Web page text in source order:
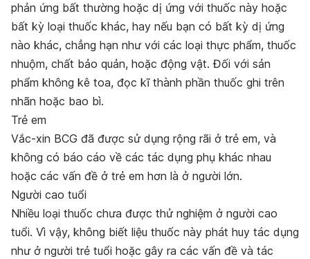
phản ứng bất thường hoặc dị ứng với thuốc này hoặc
bất kỳ loại thuốc khác, hay nếu bạn có bất kỳ dị ứng
nào khác, chẳng hạn như với các loại thực phẩm, thuốc
nhuộm, chất bảo quản, hoặc động vật. Đối với sản
phẩm không kê toa, đọc kĩ thành phần thuốc ghi trên
nhãn hoặc bao bì.
Trẻ em
Vắc-xin BCG đã được sử dụng rộng rãi ở trẻ em, và
không có báo cáo về các tác dụng phụ khác nhau
hoặc các vấn đề ở trẻ em hơn là ở người lớn.
Người cao tuổi
Nhiều loại thuốc chưa được thử nghiệm ở người cao
tuổi. Vì vậy, không biết liệu thuốc này phát huy tác dụng
như ở người trẻ tuổi hoặc gây ra các vấn đề và tác